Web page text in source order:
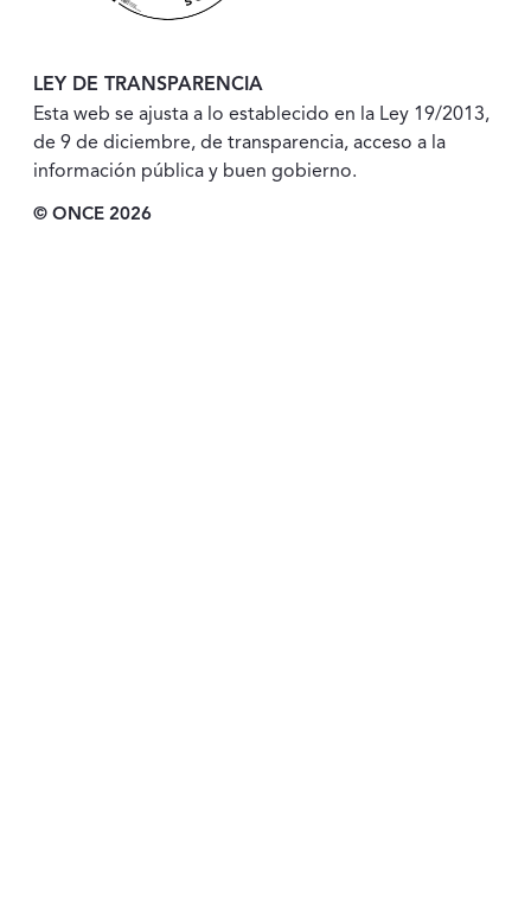
LEY DE TRANSPARENCIA
Esta web se ajusta a lo establecido en la Ley 19/2013,
de 9 de diciembre, de transparencia, acceso a la
información pública y buen gobierno.
© ONCE 2026